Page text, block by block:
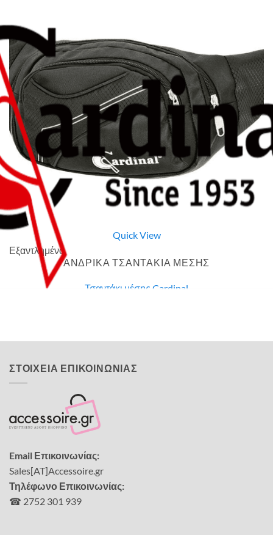
Quick View
Εξαντλημένο
ΑΝΔΡΙΚΑ ΤΣΑΝΤΑΚΙΑ ΜΕΣΗΣ
Τσαντάκι μέσης Cardinal
ΣΤΟΙΧΕΙΑ ΕΠΙΚΟΙΝΩΝΙΑΣ
Email Επικοινωνίας:
Sales[AT]Accessoire.gr
Τηλέφωνο Επικοινωνίας:
☎ 2752 301 939